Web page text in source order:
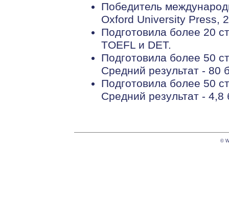
Победитель
Oxford University Press,
Подготовила более 20
TOEFL и DET.
Подготовила более 50
Средний результат - 80
Подготовила более 50
Средний результат - 4,8
©